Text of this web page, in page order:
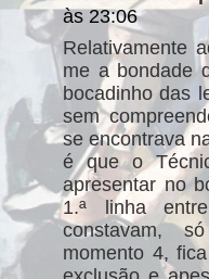
às 23:06
Relativamente
me a bondade
bocadinho das
sem
se encontrava
é que o
apresentar no
1.ª linha
constavam,
momento 4,